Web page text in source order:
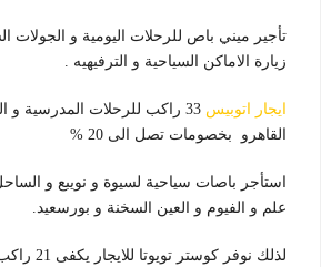
تأجير ميني باص للرحلات اليومية و الجولات
زيارة الاماكن السياحية و الترفيهيه .
ايجار اتوبيس
33 راكب للرحلات المدرسية و
القاهرو بخصومات تصل الى 20 %
استأجر باصات سياحية لسيوة و نويبع و
علم و الفيوم و العين السخنة و بورسعيد.
لذلك نوفر